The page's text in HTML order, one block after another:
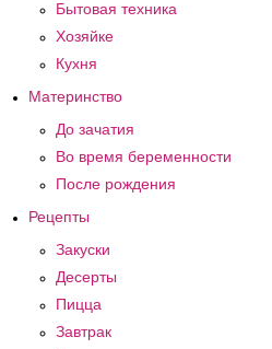
Бытовая техника
Хозяйке
Кухня
Материнство
До зачатия
Во время беременности
После рождения
Рецепты
Закуски
Десерты
Пицца
Завтрак